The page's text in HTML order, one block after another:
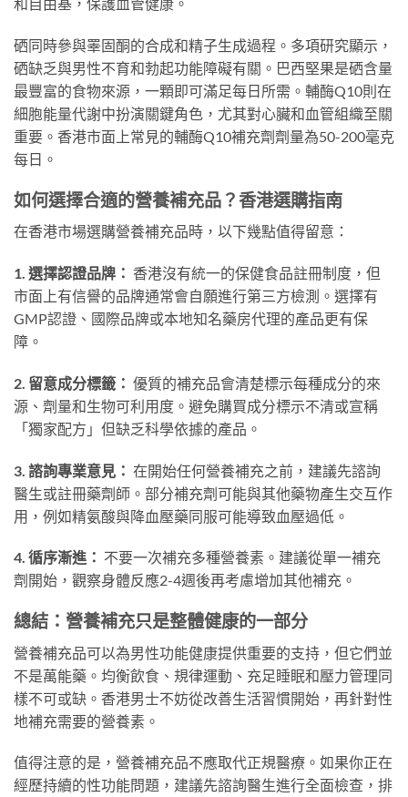
硒同時參與睪固酮的合成和精子生成過程。多項研究顯示，
硒缺乏與男性不育和勃起功能障礙有關。巴西堅果是硒含量
最豐富的食物來源，一顆即可滿足每日所需。輔酶Q10則在
細胞能量代謝中扮演關鍵角色，尤其對心臟和血管組織至關
重要。香港市面上常見的輔酶Q10補充劑劑量為50-200毫克
每日。
如何選擇合適的營養補充品？香港選購指南
在香港市場選購營養補充品時，以下幾點值得留意：
1. 選擇認證品牌： 香港沒有統一的保健食品註冊制度，但
市面上有信譽的品牌通常會自願進行第三方檢測。選擇有
GMP認證、國際品牌或本地知名藥房代理的產品更有保
障。
2. 留意成分標籤： 優質的補充品會清楚標示每種成分的來
源、劑量和生物可利用度。避免購買成分標示不清或宣稱
「獨家配方」但缺乏科學依據的產品。
3. 諮詢專業意見： 在開始任何營養補充之前，建議先諮詢
醫生或註冊藥劑師。部分補充劑可能與其他藥物產生交互作
用，例如精氨酸與降血壓藥同服可能導致血壓過低。
4. 循序漸進： 不要一次補充多種營養素。建議從單一補充
劑開始，觀察身體反應2-4週後再考慮增加其他補充。
總結：營養補充只是整體健康的一部分
營養補充品可以為男性功能健康提供重要的支持，但它們並
不是萬能藥。均衡飲食、規律運動、充足睡眠和壓力管理同
樣不可或缺。香港男士不妨從改善生活習慣開始，再針對性
地補充需要的營養素。
值得注意的是，營養補充品不應取代正規醫療。如果你正在
經歷持續的性功能問題，建議先諮詢醫生進行全面檢查，排